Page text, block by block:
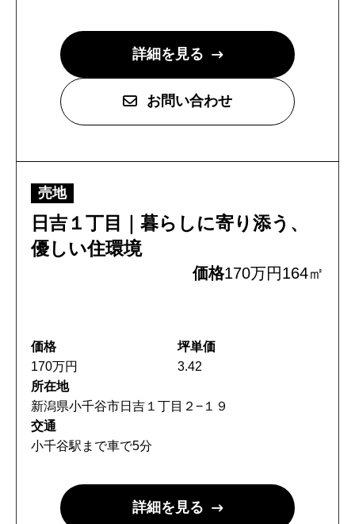
詳細を見る
お問い合わせ
売地
日吉１丁目｜暮らしに寄り添う、
優しい住環境
価格170万円164㎡
価格
170万円
坪単価
3.42
所在地
新潟県小千谷市日吉１丁目２−１９
交通
小千谷駅まで車で5分
詳細を見る